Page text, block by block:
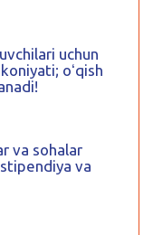
uchun
oʻqish
va sohalar
va